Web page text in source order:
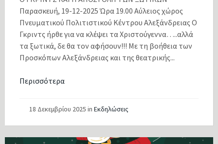
Παρασκευή, 19-12-2025 Ώρα 19.00 Αύλειος χώρος
Πνευματικού Πολιτιστικού Κέντρου Αλεξάνδρειας Ο
Γκριντς ήρθε για να κλέψει τα Χριστούγεννα…..αλλά
τα ξωτικά, δε θα τον αφήσουν!!! Με τη βοήθεια των
Προσκόπων Αλεξάνδρειας και της θεατρικής...
Περισσότερα
18 Δεκεμβρίου 2025 in Εκδηλώσεις